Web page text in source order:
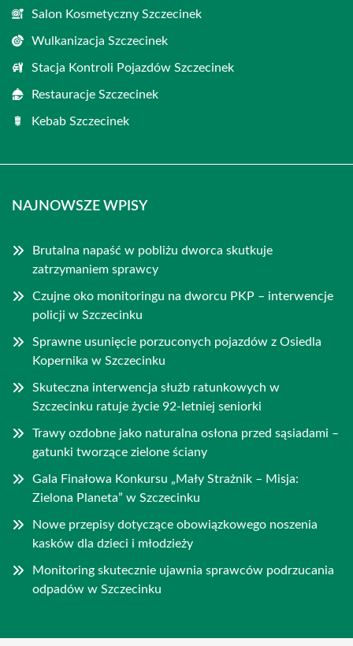
Salon Kosmetyczny Szczecinek
Wulkanizacja Szczecinek
Stacja Kontroli Pojazdów Szczecinek
Restauracje Szczecinek
Kebab Szczecinek
NAJNOWSZE WPISY
Brutalna napaść w pobliżu dworca skutkuje
zatrzymaniem sprawcy
Czujne oko monitoringu na dworcu PKP – interwencje
policji w Szczecinku
Sprawne usunięcie porzuconych pojazdów z Osiedla
Kopernika w Szczecinku
Skuteczna interwencja służb ratunkowych w
Szczecinku ratuje życie 92-letniej seniorki
Trawy ozdobne jako naturalna osłona przed sąsiadami –
gatunki tworzące zielone ściany
Gala Finałowa Konkursu „Mały Strażnik – Misja:
Zielona Planeta” w Szczecinku
Nowe przepisy dotyczące obowiązkowego noszenia
kasków dla dzieci i młodzieży
Monitoring skutecznie ujawnia sprawców podrzucania
odpadów w Szczecinku